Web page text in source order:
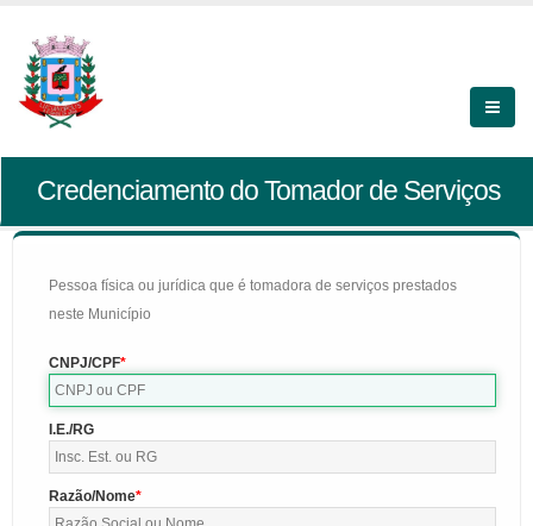
Credenciamento do Tomador de Serviços
Pessoa física ou jurídica que é tomadora de serviços prestados
neste Município
CNPJ/CPF
I.E./RG
Razão/Nome